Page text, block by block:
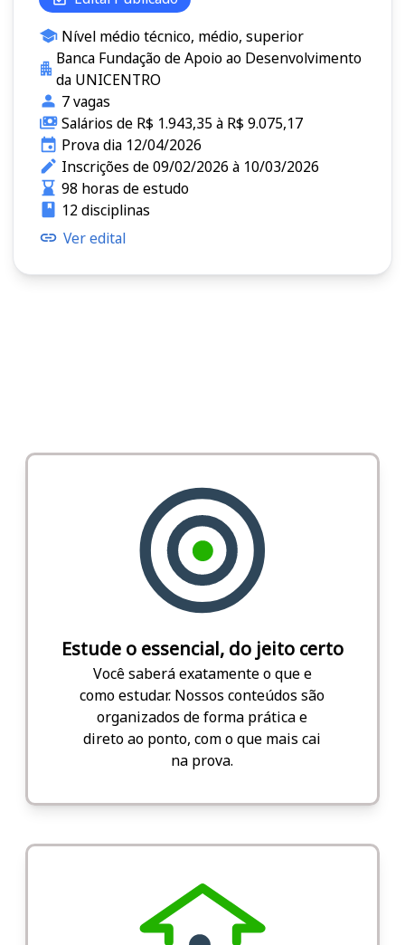
Nível médio técnico, médio, superior
Banca Fundação de Apoio ao Desenvolvimento
da UNICENTRO
7 vagas
Salários de R$ 1.943,35 à R$ 9.075,17
Prova dia 12/04/2026
Inscrições de 09/02/2026 à 10/03/2026
98 horas de estudo
12 disciplinas
Ver edital
Estude o essencial, do jeito certo
Você saberá exatamente o que e
como estudar. Nossos conteúdos são
organizados de forma prática e
direto ao ponto, com o que mais cai
na prova.